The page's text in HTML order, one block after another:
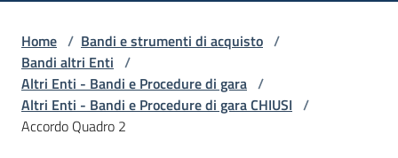
telematici
L'Agenzia
Home / Bandi e strumenti di acquisto /
Bandi altri Enti /
Altri Enti - Bandi e Procedure di gara /
Altri Enti - Bandi e Procedure di gara CHIUSI /
Accordo Quadro 2